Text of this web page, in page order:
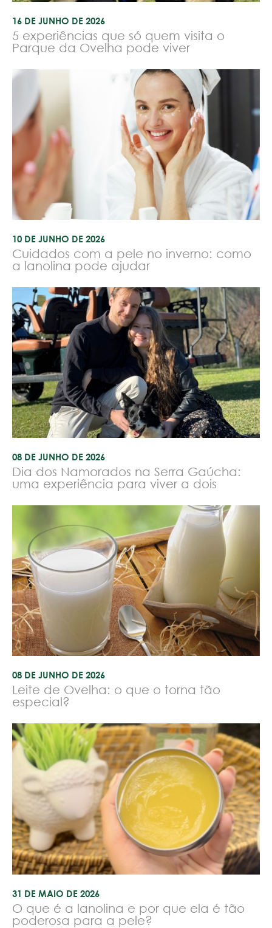
16 DE JUNHO DE 2026
5 experiências que só quem visita o
Parque da Ovelha pode viver
10 DE JUNHO DE 2026
Cuidados com a pele no inverno: como
a lanolina pode ajudar
08 DE JUNHO DE 2026
Dia dos Namorados na Serra Gaúcha:
uma experiência para viver a dois
08 DE JUNHO DE 2026
Leite de Ovelha: o que o torna tão
especial?
31 DE MAIO DE 2026
O que é a lanolina e por que ela é tão
poderosa para a pele?